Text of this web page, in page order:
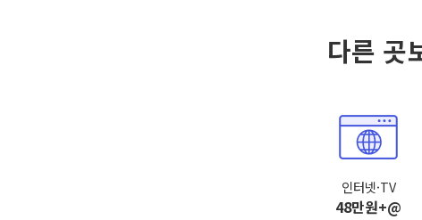
다른 곳
인터넷·TV
48만원+@